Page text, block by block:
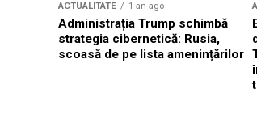
ACTUALITATE 1 an ago
Administrația Trump schimbă
strategia cibernetică: Rusia,
scoasă de pe lista amenințărilor